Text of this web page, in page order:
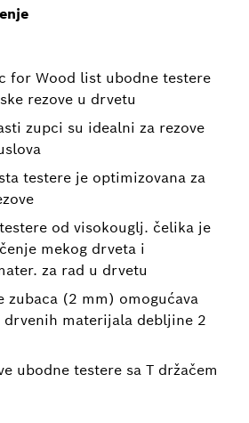
for Wood list ubodne testere
rezove u drvetu
zupci su idealni za rezove
testere je optimizovana za
od visokouglj. čelika je
mekog drveta i
za rad u drvetu
zubaca (2 mm) omogućava
drvenih materijala debljine 2
ubodne testere sa T držačem